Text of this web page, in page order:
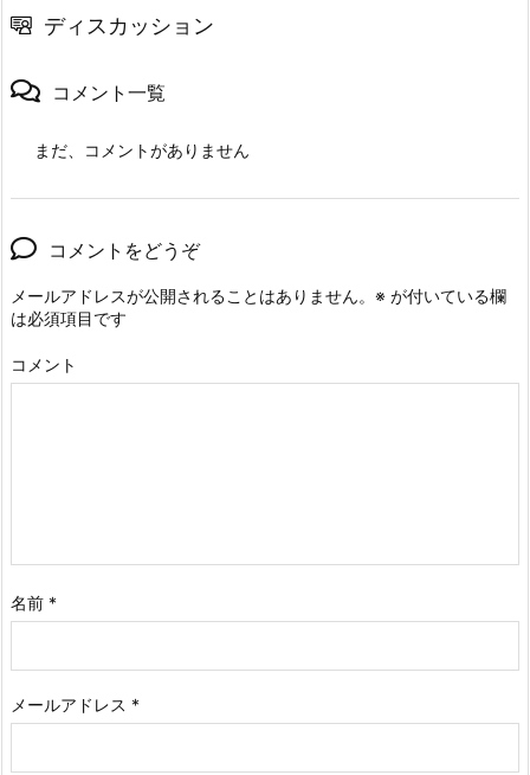
ディスカッション
コメント一覧
まだ、コメントがありません
コメントをどうぞ
メールアドレスが公開されることはありません。 ※ が付いている欄
は必須項目です
コメント
名前 *
メールアドレス *